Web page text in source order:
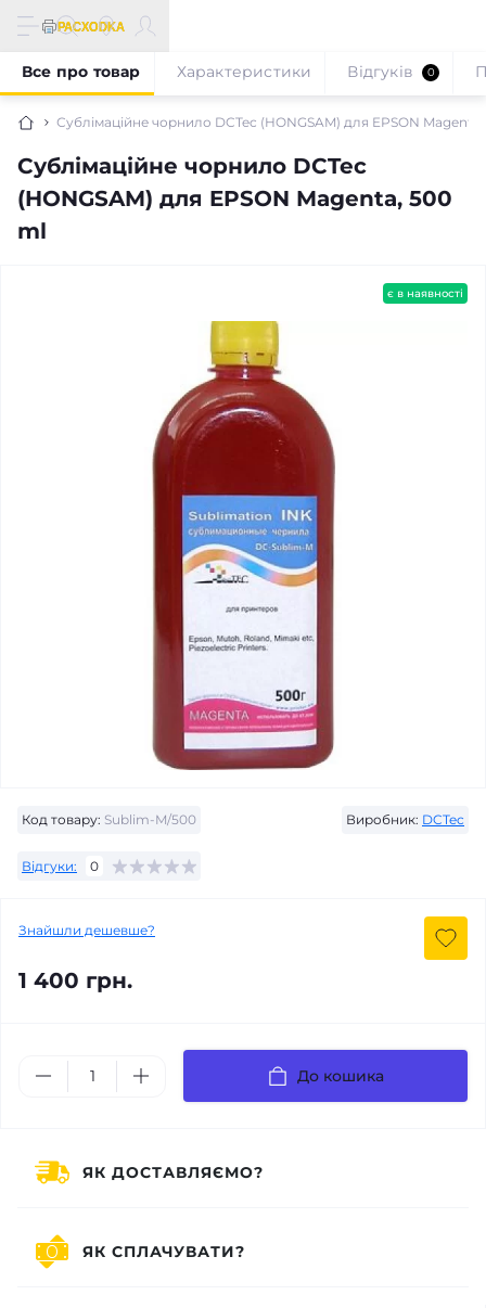
Сублімаційне чорнило DCTec (HONGSAM) для EPSON
Сублімаційне чорнило DCTec
(HONGSAM) для EPSON Magenta, 500
ml
Все про товар Характеристики Відгуків 0
є в наявності
Код товару: Sublim-M/500 Виробник: DCTec
Відгуки: 0
Знайшли дешевше?
1 400 грн.
До кошика
ЯК ДОСТАВЛЯЄМО?
ЯК СПЛАЧУВАТИ?